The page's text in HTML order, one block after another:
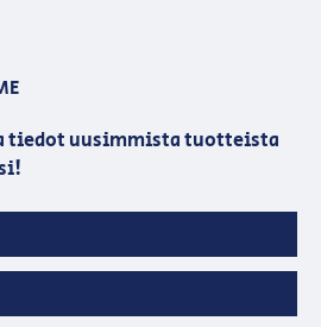
tiedot uusimmista tuotteista